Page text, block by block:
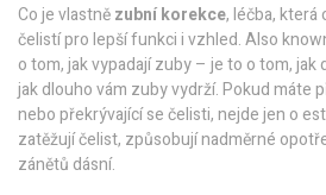
Co je vlastnězubní korekce,léčba, která
čelistí pro lepší funkci i vzhled. Also
o tom, jak vypadají zuby – je to o tom, jak
jak dlouho vám zuby vydrží.Pokud máte
nebo překrývající se čelisti, nejde jen o
zatěžují čelist, způsobují nadměrné
zánětů dásní.